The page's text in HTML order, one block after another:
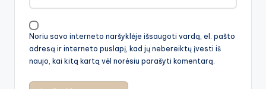
Noriu savo interneto naršyklėje išsaugoti vardą, el. pašto
adresą ir interneto puslapį, kad jų nebereiktų įvesti iš
naujo, kai kitą kartą vėl norėsiu parašyti komentarą.